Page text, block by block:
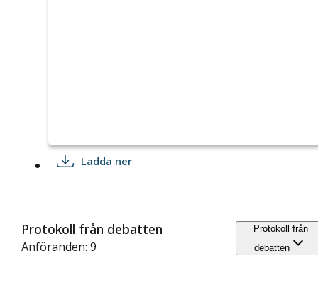
Ladda ner
Protokoll från debatten
Anföranden: 9
Protokoll från
debatten